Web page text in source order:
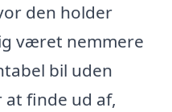
den holder
været nemmere
bil uden
finde ud af,